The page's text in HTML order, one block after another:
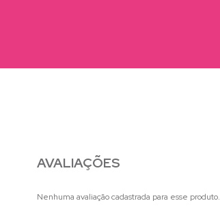
AVALIAÇÕES
Nenhuma avaliação cadastrada para esse produto.